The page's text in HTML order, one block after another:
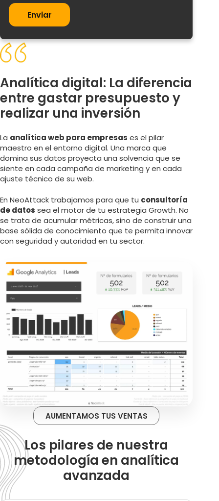
Enviar
Analítica digital: La diferencia
entre gastar presupuesto y
realizar una inversión
La analítica web para empresas es el pilar
maestro en el entorno digital. Una marca que
domina sus datos proyecta una solvencia que se
siente en cada campaña de marketing y en cada
ajuste técnico de su web.
En NeoAttack trabajamos para que tu consultoría
de datos sea el motor de tu estrategia Growth. No
se trata de acumular métricas, sino de construir una
base sólida de conocimiento que te permita innovar
con seguridad y autoridad en tu sector.
AUMENTAMOS TUS VENTAS
Los pilares de nuestra
metodología en analítica
avanzada